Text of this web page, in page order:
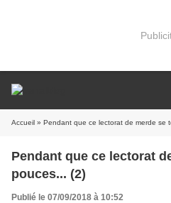
Accueil » Pendant que ce lectorat de merde se
Pendant que ce lectorat
pouces... (2)
Publié le 07/09/2018 à 10:52